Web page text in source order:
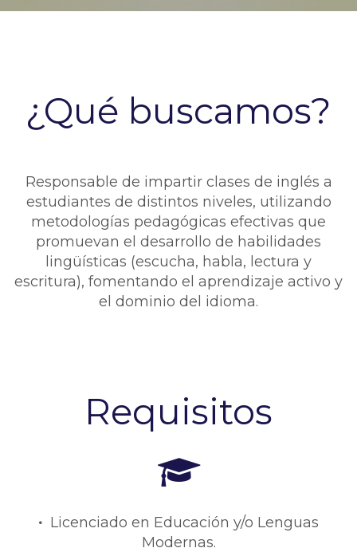
¿Qué buscamos?
Responsable de impartir clases de inglés a
estudiantes de distintos niveles, utilizando
metodologías pedagógicas efectivas que
promuevan el desarrollo de habilidades
lingüísticas (escucha, habla, lectura y
escritura), fomentando el aprendizaje activo y
el dominio del idioma.
Requisitos
• Licenciado en Educación y/o Lenguas
Modernas.